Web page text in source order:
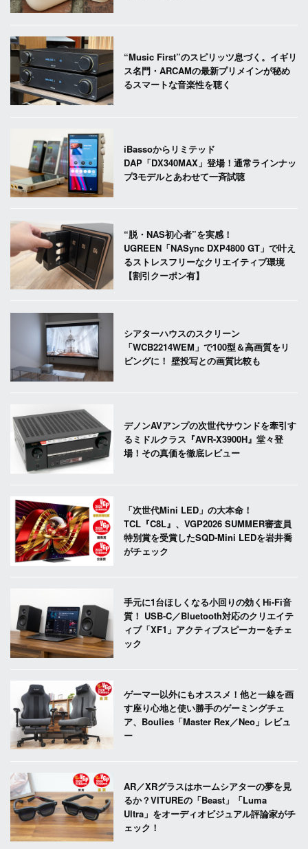
“Music First”のスピリッツ息づく。イギリ
ス名門・ARCAMの最新プリメインが秘め
るスマートな音楽性を聴く
iBassoからリミテッド
DAP「DX340MAX」登場！通常ラインナッ
プ3モデルとあわせて一斉試聴
“脱・NAS初心者”を実感！
UGREEN「NASync DXP4800 GT」で叶え
るストレスフリーなクリエイティブ環境
【割引クーポン有】
シアターハウスのスクリーン
「WCB2214WEM」で100型＆高画質をリ
ビングに！ 壁投写との画質比較も
デノンAVアンプの次世代サウンドを牽引す
るミドルクラス『AVR-X3900H』堂々登
場！その真価を徹底レビュー
「次世代Mini LED」の大本命！
TCL『C8L』、VGP2026 SUMMER審査員
特別賞を受賞したSQD-Mini LEDを岩井喬
がチェック
手元に1台ほしくなる小回りの効くHi-Fi音
質！ USB-C／Bluetooth対応のクリエイテ
ィブ「XF1」アクティブスピーカーをチェ
ック
ゲーマー以外にもオススメ！他と一線を画
す座り心地と使い勝手のゲーミングチェ
ア、Boulies「Master Rex／Neo」レビュ
ー
AR／XRグラスはホームシアターの夢を見
るか？VITUREの「Beast」「Luma
Ultra」をオーディオビジュアル評論家がチ
ェック！